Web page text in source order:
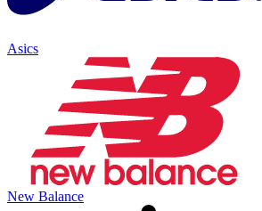
Asics
New Balance